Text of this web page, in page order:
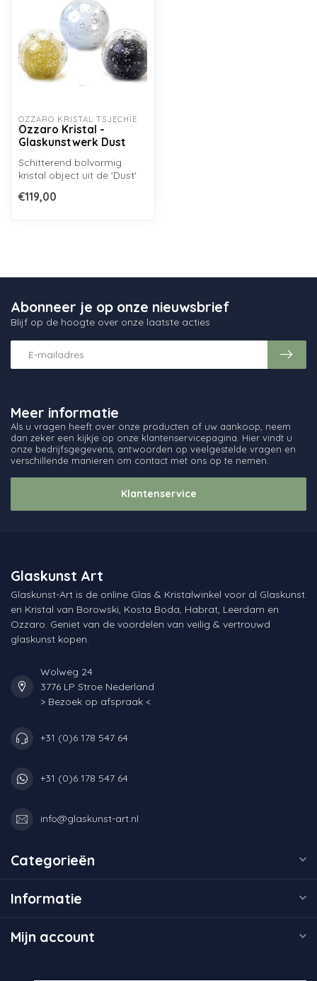
OZZARO KRISTAL TSJECHIË
Ozzaro Kristal -
Glaskunstwerk Dust
Schitterend bolvormig
kristal object uit de 'Dust'
Collection, ...
€119,00
Meer informatie
Als u vragen heeft over onze producten of uw aankoop, neem
dan zeker een kijkje op onze klantenservicepagina. Hier vindt u
onze bedrijfsgegevens, antwoorden op veelgestelde vragen en
verschillende manieren om contact met ons op te nemen.
Klantenservice
Abonneer je op onze nieuwsbrief
Blijf op de hoogte over onze laatste acties
Glaskunst Art
Glaskunst-Art is de online Glas & Kristalwinkel voor al Glaskunst
en Kristal van Borowski, Kosta Boda, Habrat, Leerdam en
Ozzaro. Geniet van de voordelen van veilig & vertrouwd
glaskunst kopen.
Wolweg 24
3776 LP Stroe Nederland
> Bezoek op afspraak <
+31 (0)6 178 547 64
+31 (0)6 178 547 64
info@glaskunst-art.nl
Categorieën
Informatie
Mijn account